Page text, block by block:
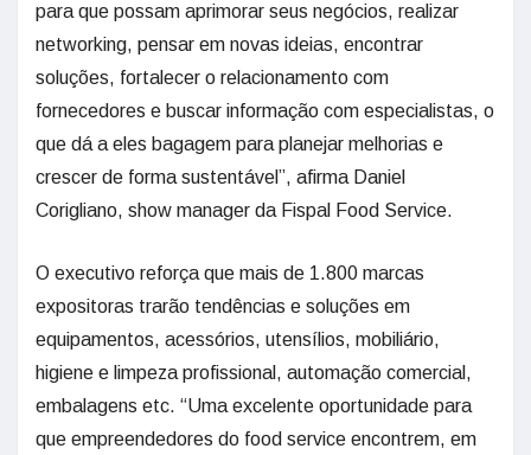
para que possam aprimorar seus negócios, realizar
networking, pensar em novas ideias, encontrar
soluções, fortalecer o relacionamento com
fornecedores e buscar informação com especialistas, o
que dá a eles bagagem para planejar melhorias e
crescer de forma sustentável”, afirma Daniel
Corigliano, show manager da Fispal Food Service.
O executivo reforça que mais de 1.800 marcas
expositoras trarão tendências e soluções em
equipamentos, acessórios, utensílios, mobiliário,
higiene e limpeza profissional, automação comercial,
embalagens etc. “Uma excelente oportunidade para
que empreendedores do food service encontrem, em